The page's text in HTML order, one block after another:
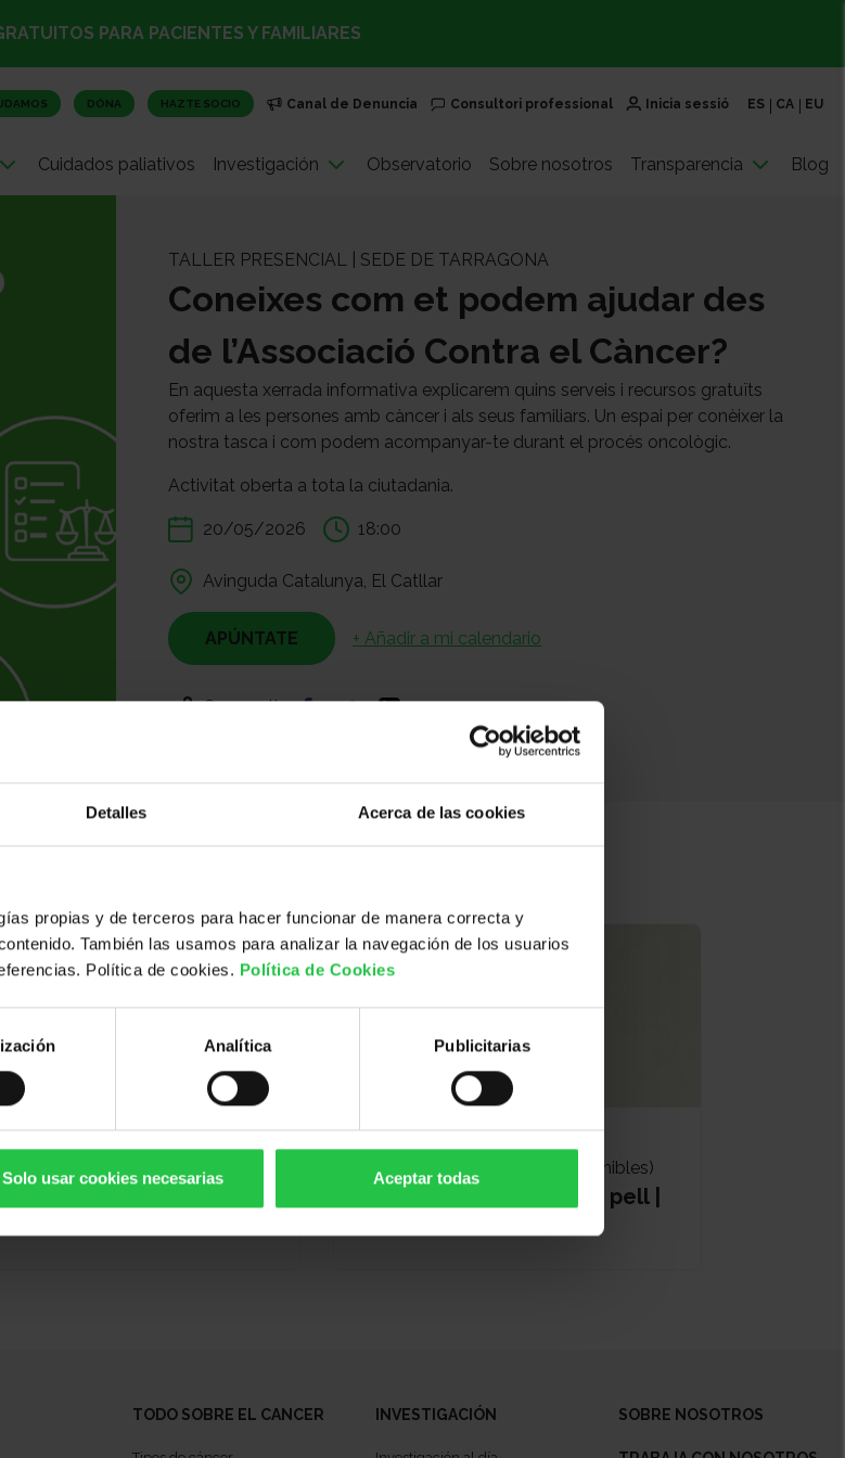
Detalles Acerca de las cookies
propias y de terceros para hacer funcionar de manera correcta y
También las usamos para analizar la navegación de los usuarios
Política de cookies. Política de Cookies
Analítica Publicitarias
Solo usar cookies necesarias Aceptar todas
PARA PACIENTES Y FAMILIARES
DÓNA HAZTE SOCIO Canal de Denuncia Consultori professional Inicia sessió ES CA EU
Cuidados paliativos Investigación Observatorio Sobre nosotros Transparencia Blog
TALLER PRESENCIAL | SEDE DE TARRAGONA
Coneixes com et podem ajudar des
de l’Associació Contra el Càncer?
En aquesta xerrada informativa explicarem quins serveis i recursos gratuïts
oferim a les persones amb càncer i als seus familiars. Un espai per conèixer la
nostra tasca i com podem acompanyar-te durant el procés oncològic.
Activitat oberta a tota la ciutadania.
20/05/2026 18:00
Avinguda Catalunya, El Catllar
APÚNTATE + Añadir a mi calendario
Compartir:
2026 (Más fechas disponibles)
Bienestar
14/10/2026 (Más fechas disponibles)
Pautes d'autocura de la pell |
TODO SOBRE EL CANCER INVESTIGACIÓN SOBRE NOSOTROS